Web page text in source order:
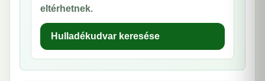
eltérhetnek.
Hulladékudvar keresése